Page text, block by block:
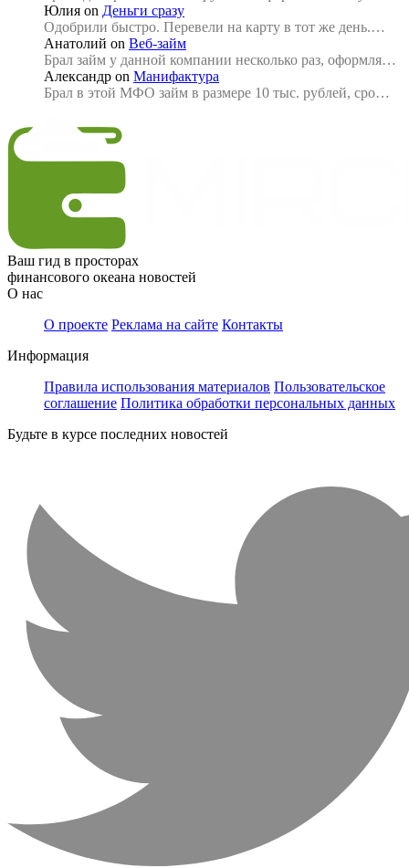
Юлия on Деньги сразу
Одобрили быстро. Перевели на карту в тот же день.…
Анатолий on Веб-займ
Брал займ у данной компании несколько раз, оформля…
Александр on Манифактура
Брал в этой МФО займ в размере 10 тыс. рублей, сро…
Ваш гид в просторах
финансового океана новостей
О нас
О проекте Реклама на сайте Контакты
Информация
Правила использования материалов Пользовательское
соглашение Политика обработки персональных данных
Будьте в курсе последних новостей